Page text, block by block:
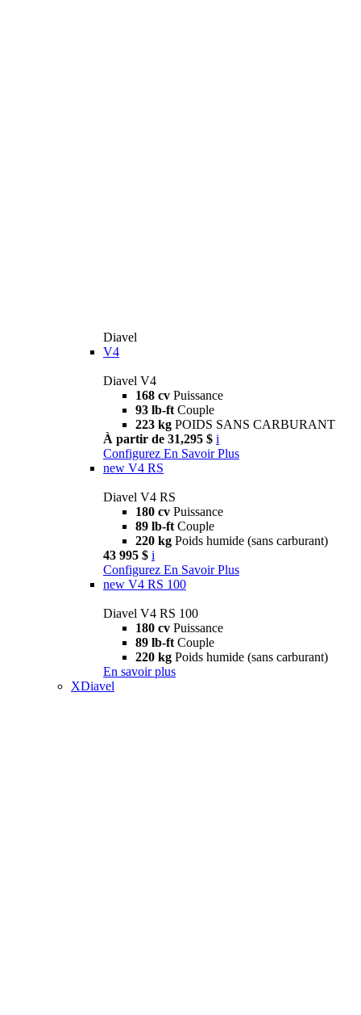
Diavel
V4
Diavel V4
168 cv Puissance
93 lb-ft Couple
223 kg POIDS SANS CARBURANT
À partir de 31,295 $ i
Configurez En Savoir Plus
new V4 RS
Diavel V4 RS
180 cv Puissance
89 lb-ft Couple
220 kg Poids humide (sans carburant)
43 995 $ i
Configurez En Savoir Plus
new V4 RS 100
Diavel V4 RS 100
180 cv Puissance
89 lb-ft Couple
220 kg Poids humide (sans carburant)
En savoir plus
XDiavel